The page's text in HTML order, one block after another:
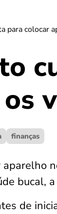
para colocar
finanças
aparelho
bucal,
de